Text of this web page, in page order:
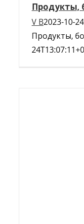
Продукты,
V B2023-10-
Продукты,